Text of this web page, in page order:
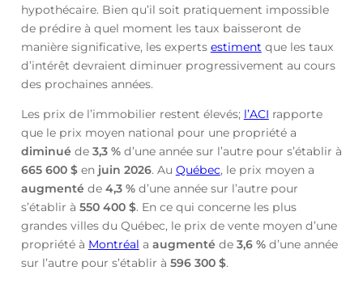
hypothécaire. Bien qu’il soit pratiquement impossible
de prédire à quel moment les taux baisseront de
manière significative, les experts estimentque les taux
d’intérêt devraient diminuer progressivement au cours
des prochaines années.
Les prix de l’immobilier restent élevés; l’ACI rapporte
que le prix moyen national pour une propriété a
diminué de 3,3 %d’une année sur l’autre pour s’établir à
665 600 $en juin 2026. Au Québec, le prix moyen a
augmenté de 4,3 %d’une année sur l’autre pour
s’établir à 550 400 $. En ce qui concerne les plus
grandes villes du Québec, le prix de vente moyen d’une
propriété à Montréal a augmenté de 3,6 %d’une année
sur l’autre pour s’établir à 596 300 $.